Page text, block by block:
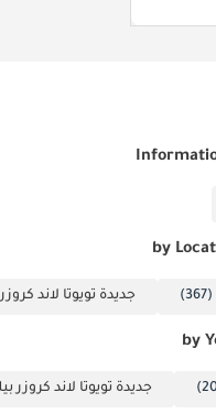
(367) جديدة تويوتا لاند
جديدة تويوتا لاند كروزر بيك